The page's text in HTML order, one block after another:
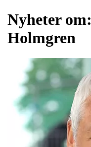
Nyheter om:
Holmgren